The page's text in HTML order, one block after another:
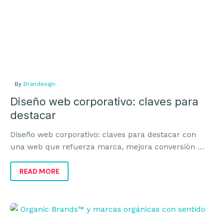
By Brandesign
Diseño web corporativo: claves para
destacar
Diseño web corporativo: claves para destacar con
una web que refuerza marca, mejora conversión y
READ MORE
Organic